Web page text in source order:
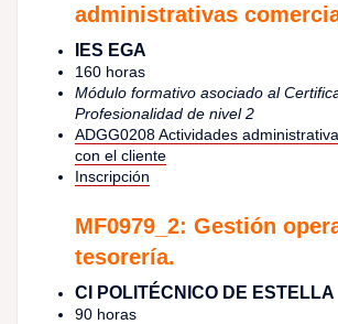
administrativas
IES EGA
160 horas
Módulo formativo asociado al
Profesionalidad de nivel 2
ADGG0208 Actividades
con el cliente
Inscripción
MF0979_2: Gestión
tesorería.
CI POLITÉCNICO DE ESTELLA
90 horas